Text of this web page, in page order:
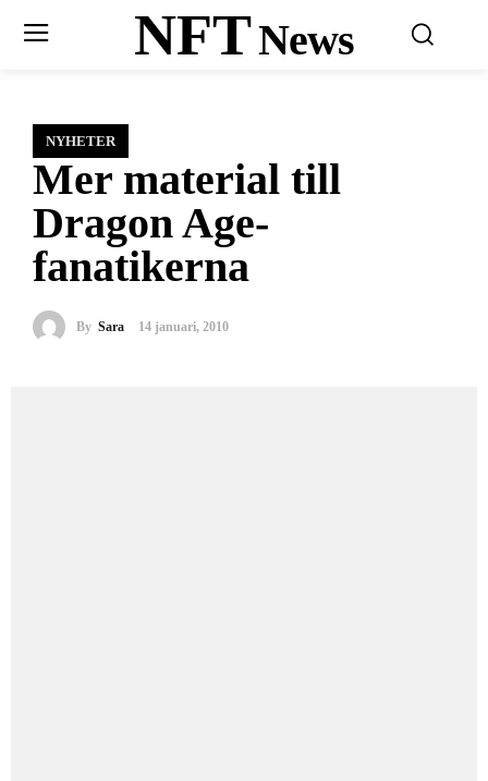
NFTNews
NYHETER
Mer material till
Dragon Age-
fanatikerna
By Sara 14 januari, 2010